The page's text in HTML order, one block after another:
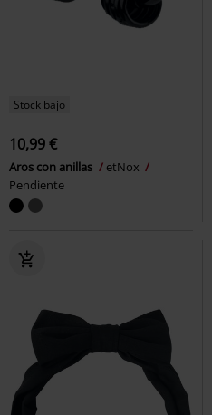
Stock bajo
10,99 €
Aros con anillas
etNox
Pendiente